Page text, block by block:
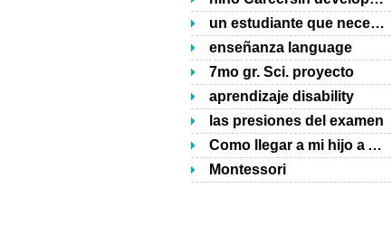
un estudiante que necesita ayuda para una tarea escolar
enseñanza language
7mo gr. Sci. proyecto
aprendizaje disability
las presiones del examen
Como llegar a mi hijo a ADD gusta leer?
Montessori